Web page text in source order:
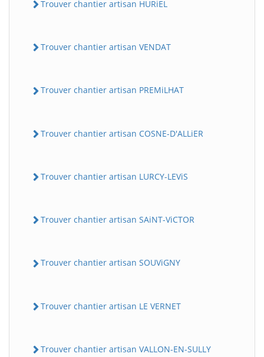
Trouver chantier artisan HURiEL
Trouver chantier artisan VENDAT
Trouver chantier artisan PREMiLHAT
Trouver chantier artisan COSNE-D'ALLiER
Trouver chantier artisan LURCY-LEViS
Trouver chantier artisan SAiNT-ViCTOR
Trouver chantier artisan SOUViGNY
Trouver chantier artisan LE VERNET
Trouver chantier artisan VALLON-EN-SULLY